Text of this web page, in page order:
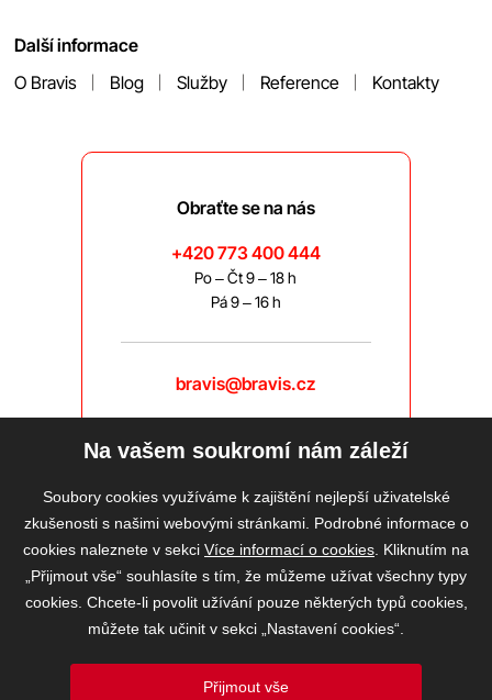
Další informace
O Bravis
Blog Služby Reference Kontakty
Obraťte se na nás
+420 773 400 444
Po – Čt 9 – 18 h
Pá 9 – 16 h
bravis@bravis.cz
Na vašem soukromí nám záleží
Soubory cookies využíváme k zajištění nejlepší uživatelské
zkušenosti s našimi webovými stránkami. Podrobné informace o
cookies naleznete v sekci Více informací o cookies . Kliknutím na
„Přijmout vše“ souhlasíte s tím, že můžeme užívat všechny typy
cookies. Chcete-li povolit užívání pouze některých typů cookies,
můžete tak učinit v sekci „Nastavení cookies“.
Přijmout vše